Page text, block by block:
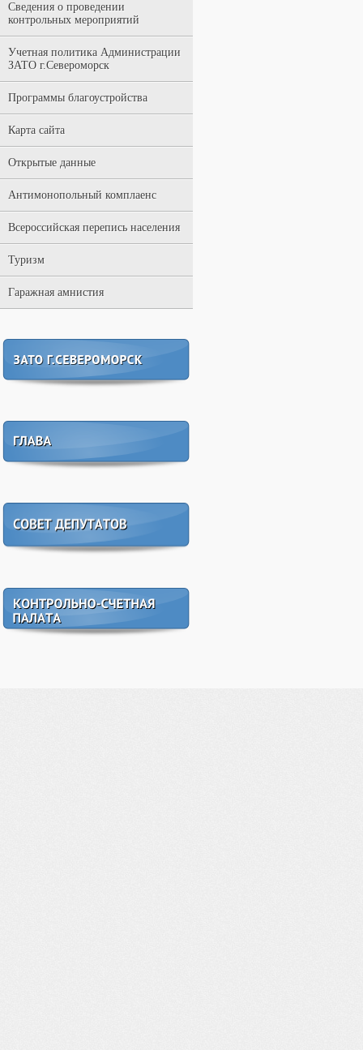
Сведения о проведении
контрольных мероприятий
Учетная политика Администрации
ЗАТО г.Североморск
Программы благоустройства
Карта сайта
Открытые данные
Антимонопольный комплаенс
Всероссийская перепись населения
Туризм
Гаражная амнистия